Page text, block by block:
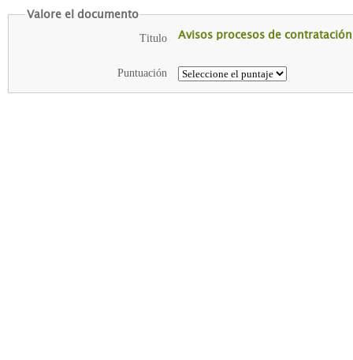
Valore el documento
Titulo Avisos procesos de
Puntuación